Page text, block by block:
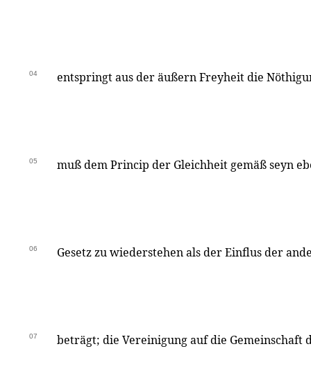
04 entspringt aus der äußern Freyheit die
05 muß dem Princip der Gleichheit gemäß seyn
06 Gesetz zu wiederstehen als der Einflus der
07 beträgt; die Vereinigung auf die Gemeinschaft